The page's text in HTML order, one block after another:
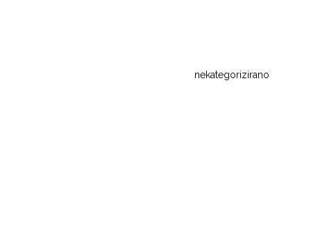
nekategorizirano